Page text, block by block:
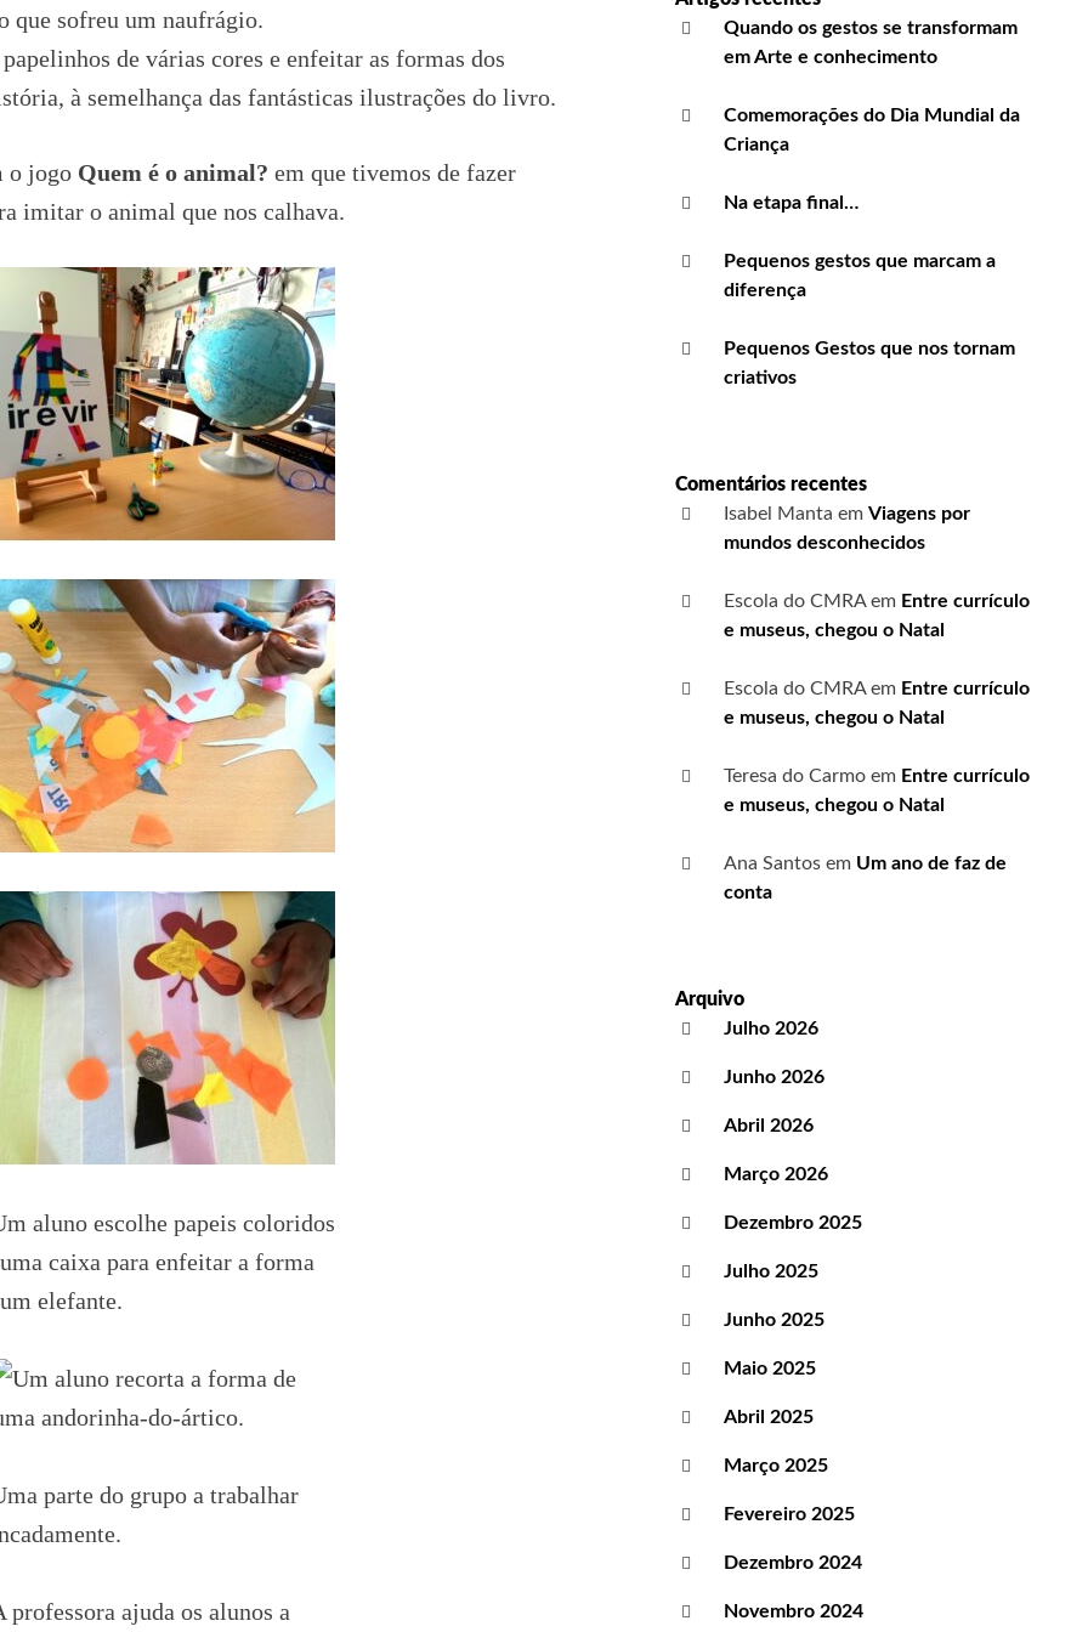
que sofreu um naufrágio.
de várias cores e enfeitar as formas dos
à semelhança das fantásticas ilustrações do livro.
o jogo Quem é o animal? em que tivemos de fazer
imitar o animal que nos calhava.
Quando os gestos se transformam
em Arte e conhecimento
Comemorações do Dia Mundial da
Criança
Na etapa final…
Pequenos gestos que marcam a
diferença
Pequenos Gestos que nos tornam
criativos
Comentários recentes
Isabel Manta em Viagens por
mundos desconhecidos
Escola do CMRAem Entre currículo
e museus, chegou o Natal
Escola do CMRAem Entre currículo
e museus, chegou o Natal
Teresa do Carmo em Entre currículo
e museus, chegou o Natal
Ana Santos em Um ano de faz de
conta
Arquivo
Julho 2026
Junho 2026
Abril 2026
Março 2026
Dezembro 2025
Julho 2025
Junho 2025
Maio 2025
Abril 2025
Março 2025
Fevereiro 2025
Dezembro 2024
Novembro 2024